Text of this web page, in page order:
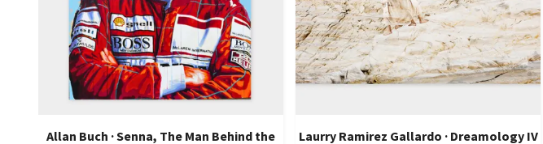
Allan Buch · Senna, The Man Behind the
Laurry Ramirez Gallardo · Dreamology IV